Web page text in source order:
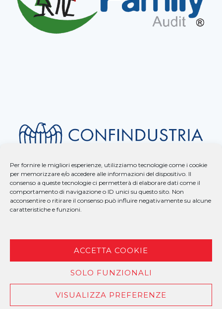
Per fornire le migliori esperienze, utilizziamo tecnologie come i cookie
per memorizzare e/o accedere alle informazioni del dispositivo. Il
consenso a queste tecnologie ci permetterà di elaborare dati come il
comportamento di navigazione o ID unici su questo sito. Non
acconsentire o ritirare il consenso può influire negativamente su alcune
caratteristiche e funzioni.
ACCETTA COOKIE
SOLO FUNZIONALI
VISUALIZZA PREFERENZE
PRIVACY| MADE BYLARIN